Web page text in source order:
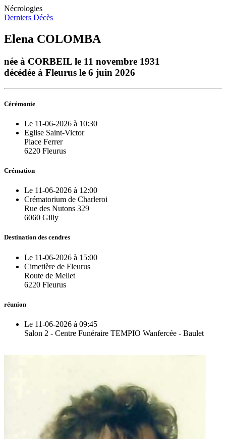
Nécrologies
Derniers Décès
Elena COLOMBA
née à CORBEIL le 11 novembre 1931
décédée à Fleurus le 6 juin 2026
Cérémonie
Le 11-06-2026 à 10:30
Eglise Saint-Victor
Place Ferrer
6220 Fleurus
Crémation
Le 11-06-2026 à 12:00
Crématorium de Charleroi
Rue des Nutons 329
6060 Gilly
Destination des cendres
Le 11-06-2026 à 15:00
Cimetière de Fleurus
Route de Mellet
6220 Fleurus
réunion
Le 11-06-2026 à 09:45
Salon 2 - Centre Funéraire TEMPIO Wanfercée - Baulet